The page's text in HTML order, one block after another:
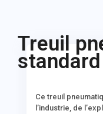
Treuil
standard
Cetreuil
l’industrie, de